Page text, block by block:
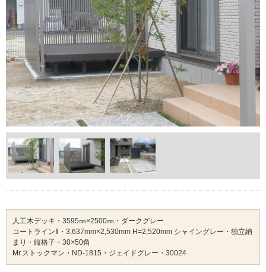
人工木デッキ・3595㎜×2500㎜・ダークグレー
コートラインⅡ・3,637mm×2,530mm H=2,520mm シャイングレー・独立納
まり・縦格子・30×50角
Mr.ストックマン・ND-1815・ジェイドグレー・30024